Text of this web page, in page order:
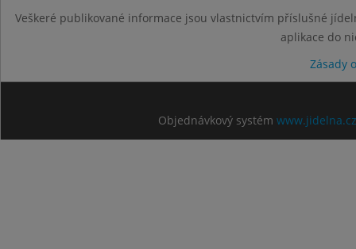
Veškeré publikované informace jsou vlastnictvím příslušné
aplikace do
Zásady
Objednávkový systém www.jidelna.cz